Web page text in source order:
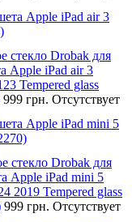
Apple iPad air 3
стекло Drobak для
Apple iPad air 3
Tempered glass
999 грн. Отсутствует
Apple iPad mini 5
стекло Drobak для
Apple iPad mini 5
2019 Tempered glass
999 грн. Отсутствует